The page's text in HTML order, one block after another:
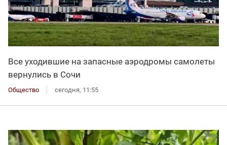
Все уходившие на запасные аэродромы самолеты
вернулись в Сочи
Общество сегодня, 11:55